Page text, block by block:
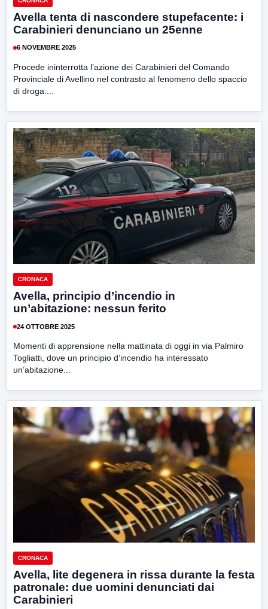
Avella tenta di nascondere stupefacente: i
Carabinieri denunciano un 25enne
6 NOVEMBRE 2025
Procede ininterrotta l’azione dei Carabinieri del Comando
Provinciale di Avellino nel contrasto al fenomeno dello spaccio
di droga:...
CRONACA
Avella, principio d’incendio in
un’abitazione: nessun ferito
24 OTTOBRE 2025
Momenti di apprensione nella mattinata di oggi in via Palmiro
Togliatti, dove un principio d’incendio ha interessato
un’abitazione...
CRONACA
Avella, lite degenera in rissa durante la festa
patronale: due uomini denunciati dai
Carabinieri